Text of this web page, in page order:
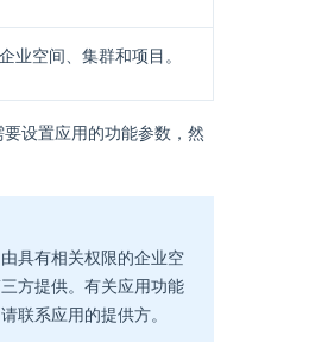
业空间、集群和项目。
设置应用的功能参数，然
具有相关权限的企业空
方提供。有关应用功能
联系应用的提供方。